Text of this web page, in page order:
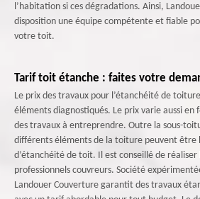
l’habitation si ces dégradations. Ainsi,
disposition une équipe compétente et fiable
votre toit.
Tarif toit étanche : faites votre
Le prix des travaux pour l’étanchéité de
éléments diagnostiqués. Le prix varie aussi
des travaux à entreprendre. Outre la sous-
différents éléments de la toiture peuvent être
d’étanchéité de toit. Il est conseillé de réaliser
professionnels couvreurs. Société
Landouer Couverture garantit des travaux